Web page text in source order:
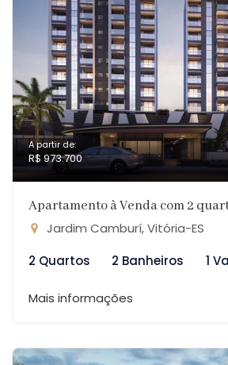
A partir de:
R$ 973.700
Apartamento à Venda com 2
Jardim Camburí, Vitória-ES
2 Quartos
2 Banheiros 1
Mais informações